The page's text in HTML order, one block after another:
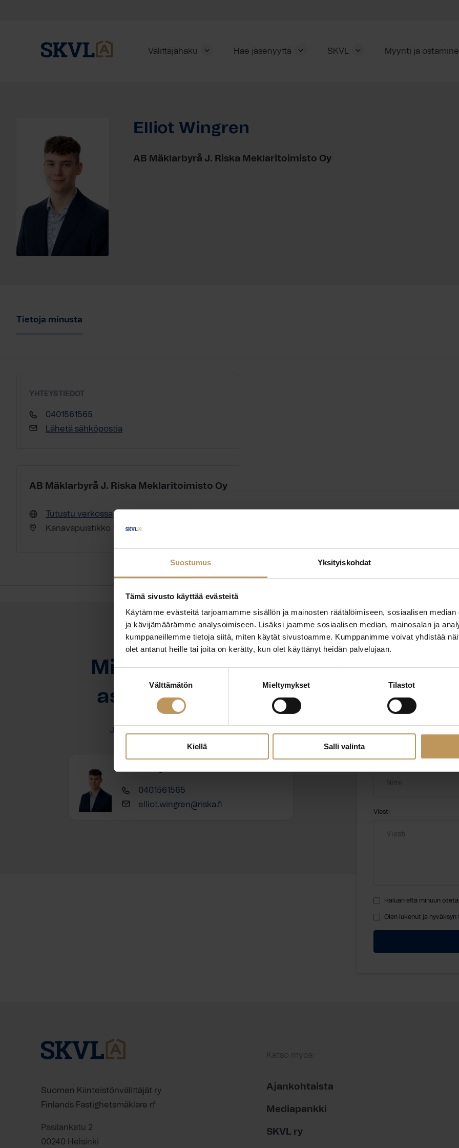
Suostumus Yksityiskohdat
Tämä sivusto käyttää evästeitä
Käytämme evästeitä tarjoamamme sisällön ja mainosten räätälöimiseen, sosiaalisen
ja kävijämäärämme analysoimiseen. Lisäksi jaamme sosiaalisen median, mainosalan ja
kumppaneillemme tietoja siitä, miten käytät sivustoamme. Kumppanimme voivat yhdistää
olet antanut heille tai joita on kerätty, kun olet käyttänyt heidän palvelujaan.
Suostumuksen
Välttämätön Mieltymykset Tilastot
Kiellä Salli valinta
Välittäjähaku Hae jäsenyyttä SKVL Myynti ja
Elliot Wingren
AB Mäklarbyrå J. Riska Meklaritoimisto Oy
Tietoja minusta
YHTEYSTIEDOT
0401561565
Lähetä sähköpostia
AB Mäklarbyrå J. Riska Meklaritoimisto Oy
Tutustu verkossa
Kanavapuistikko 12 68600 Pietarsaari
OTA YHTEYTTÄ
Miten voin auttaa
asuntoasioissa?
Jätä yhteystietosi, niin otan yhteyttä
0401561565
elliot.wingren@riska.fi
"*" näyttää pakolliset
Nimi*
Viesti
Haluan että minuun
Olen lukenut ja hyväksyn
Suomen Kiinteistönvälittäjät ry
Finlands Fastighetsmäklare rf
Pasilankatu 2
00240 Helsinki
Katso myös:
Ajankohtaista
Mediapankki
SKVL ry